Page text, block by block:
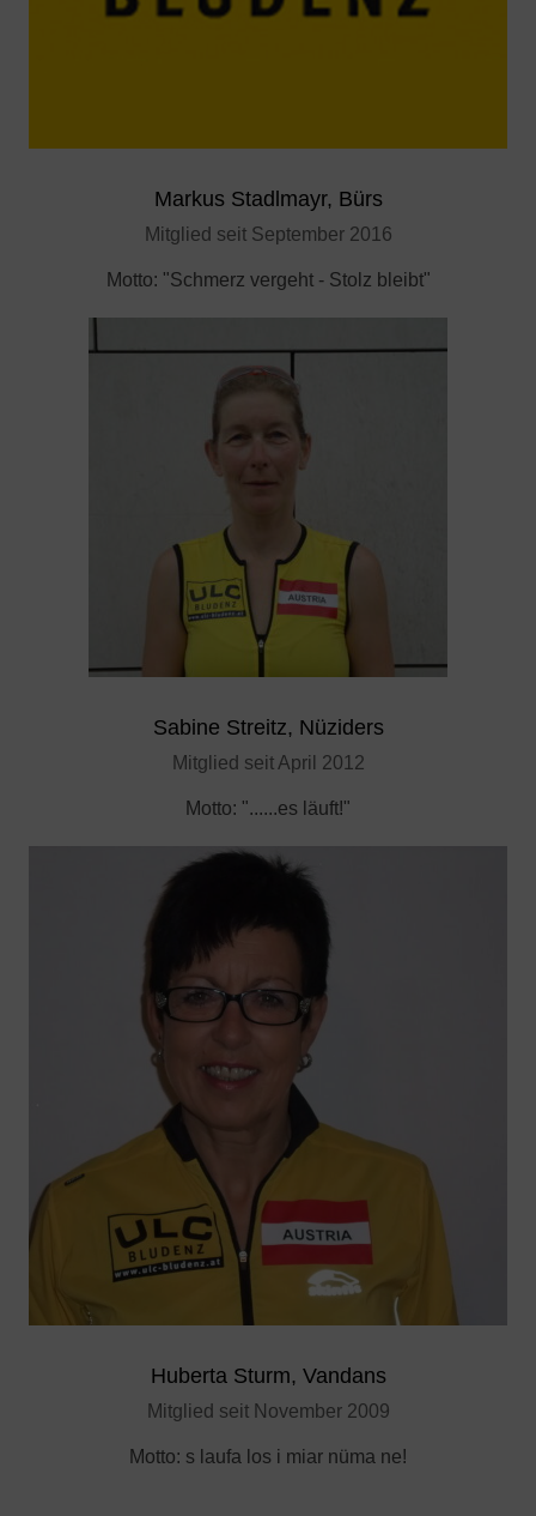
Markus Stadlmayr, Bürs
Mitglied seit September 2016
Motto: "Schmerz vergeht - Stolz bleibt"
Sabine Streitz, Nüziders
Mitglied seit April 2012
Motto: "......es läuft!"
Huberta Sturm, Vandans
Mitglied seit November 2009
Motto: s laufa los i miar nüma ne!